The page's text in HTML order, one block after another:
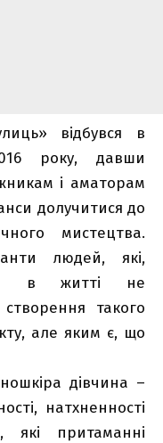
відбувся в
року, давши
і аматорам
долучитися до
мистецтва.
людей, які,
в житті не
такого
але яким є, що
дівчина –
натхненності
які притаманні